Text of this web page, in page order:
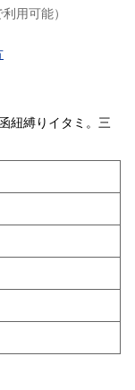
用可能）
紐縛りイタミ。三